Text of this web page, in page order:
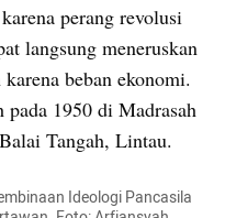
perang revolusi
langsung meneruskan
beban ekonomi.
1950 di Madrasah
Tangah, Lintau.
Ideologi Pancasila